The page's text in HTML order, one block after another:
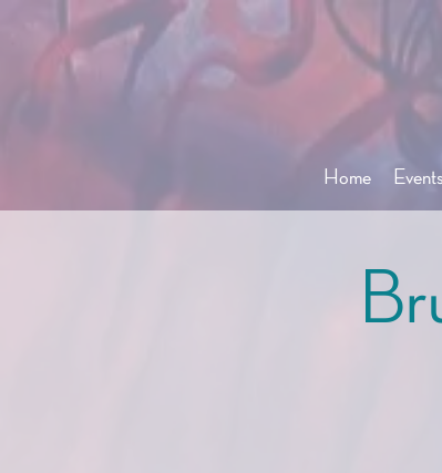
Home Events